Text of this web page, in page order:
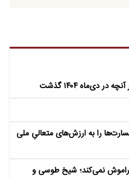
۱۴۰۴ گذشت
را به ارزش‌های متعالیِ ملی
۲ فقیه بزرگ را فراموش نمی‌کند؛ شیخ طوسی و